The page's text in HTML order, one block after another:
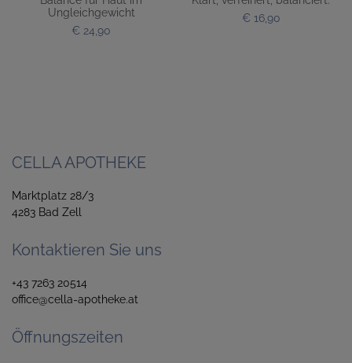
Ungleichgewicht
€ 24,90
€ 16,90
CELLA APOTHEKE
Marktplatz 28/3
4283 Bad Zell
Kontaktieren Sie uns
+43 7263 20514
office@cella-apotheke.at
Öffnungszeiten